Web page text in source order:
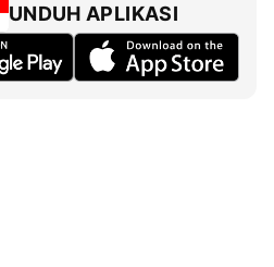
UNDUH APLIKASI